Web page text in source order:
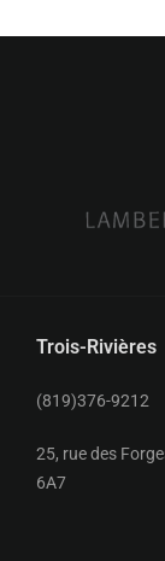
Trois-Rivières
(819)376-9212
25, rue des
6A7